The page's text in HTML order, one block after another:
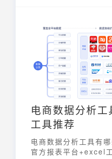
台，来实现类似闲鱼
能。这种数据驱动的
准地了解市场动态、
的竞争中脱颖而出。
电商数据分析
工具推荐
电商数据分析工具有
官方报表平台+excel